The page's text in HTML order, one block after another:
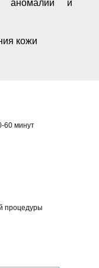
аномалий и
кожи
60 минут
процедуры